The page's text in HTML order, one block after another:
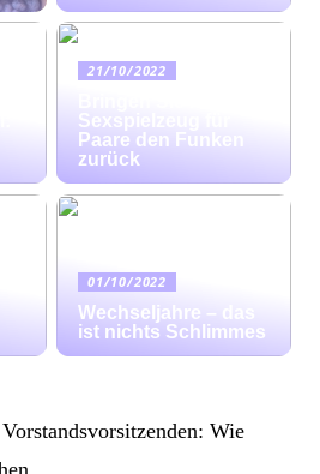
21/10/2022
Sexspielzeug für
Paare den Funken
zurück
01/10/2022
Wechseljahre – das
ist nichts Schlimmes
Wie